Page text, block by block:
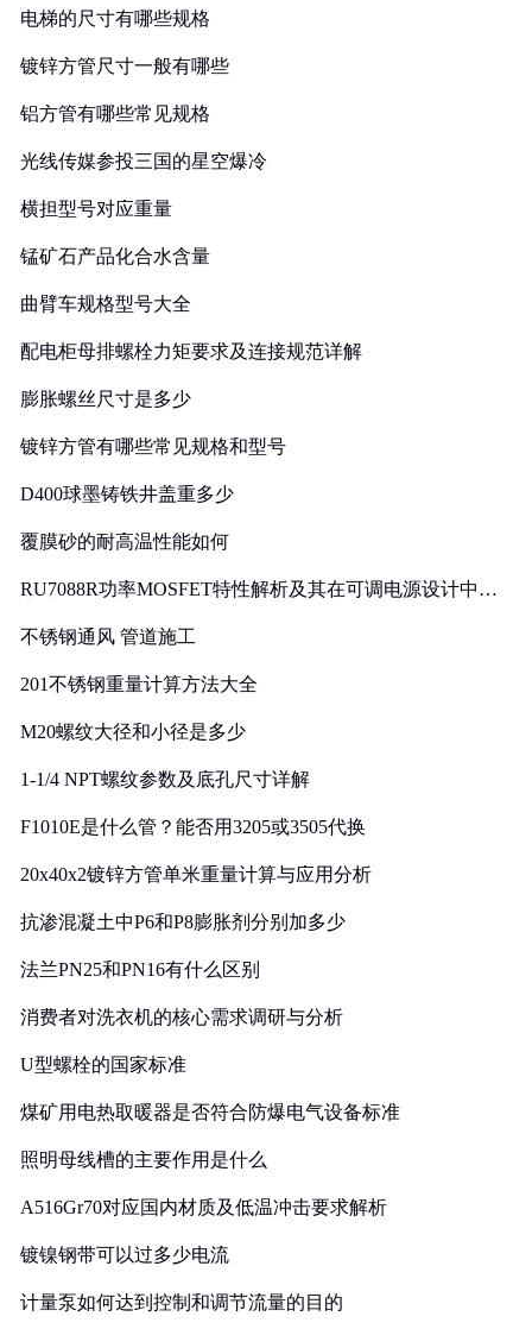
电梯的尺寸有哪些规格
镀锌方管尺寸一般有哪些
铝方管有哪些常见规格
光线传媒参投三国的星空爆冷
横担型号对应重量
锰矿石产品化合水含量
曲臂车规格型号大全
配电柜母排螺栓力矩要求及连接规范详解
膨胀螺丝尺寸是多少
镀锌方管有哪些常见规格和型号
D400球墨铸铁井盖重多少
覆膜砂的耐高温性能如何
RU7088R功率MOSFET特性解析及其在可调电源设计中的
不锈钢通风 管道施工
201不锈钢重量计算方法大全
M20螺纹大径和小径是多少
1-1/4 NPT螺纹参数及底孔尺寸详解
F1010E是什么管？能否用3205或3505代换
20x40x2镀锌方管单米重量计算与应用分析
抗渗混凝土中P6和P8膨胀剂分别加多少
法兰PN25和PN16有什么区别
消费者对洗衣机的核心需求调研与分析
U型螺栓的国家标准
煤矿用电热取暖器是否符合防爆电气设备标准
照明母线槽的主要作用是什么
A516Gr70对应国内材质及低温冲击要求解析
镀镍钢带可以过多少电流
计量泵如何达到控制和调节流量的目的